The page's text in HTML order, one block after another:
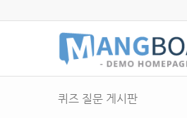
퀴즈 질문 게시판